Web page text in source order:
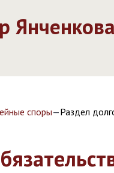
споры—Раздел